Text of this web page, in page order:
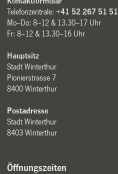
Telefonzentrale:+41 52 267 51 51
Mo–Do: 8–12 & 13.30–17 Uhr
Fr: 8–12 & 13.30–16 Uhr
Hauptsitz
Stadt Winterthur
Pionierstrasse 7
8400 Winterthur
Postadresse
Stadt Winterthur
8403 Winterthur
Öffnungszeiten